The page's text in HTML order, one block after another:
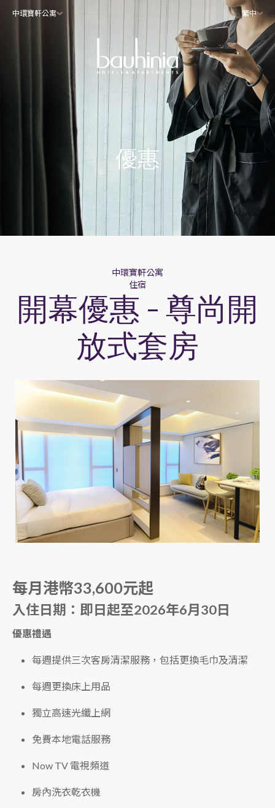
中環寶軒公寓 繁中
優惠
中環寶軒公寓
住宿
開幕優惠 – 尊尚開
放式套房
每月港幣33,600元起
入住日期：即日起至2026年6月30日
優惠禮遇
每週提供三次客房清潔服務，包括更換毛巾及清潔
每週更換床上用品
獨立高速光纖上網
免費本地電話服務
Now TV 電視頻道
房內洗衣乾衣機